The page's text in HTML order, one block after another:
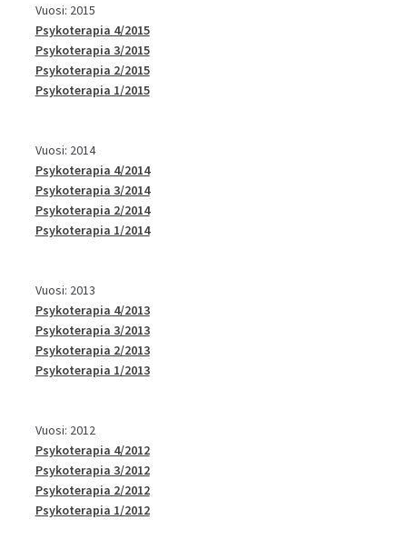
Vuosi: 2015
Psykoterapia 4/2015
Psykoterapia 3/2015
Psykoterapia 2/2015
Psykoterapia 1/2015
Vuosi: 2014
Psykoterapia 4/2014
Psykoterapia 3/2014
Psykoterapia 2/2014
Psykoterapia 1/2014
Vuosi: 2013
Psykoterapia 4/2013
Psykoterapia 3/2013
Psykoterapia 2/2013
Psykoterapia 1/2013
Vuosi: 2012
Psykoterapia 4/2012
Psykoterapia 3/2012
Psykoterapia 2/2012
Psykoterapia 1/2012